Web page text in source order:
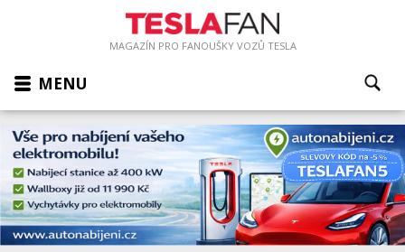
MAGAZÍN PRO FANOUŠKY VOZŮ TESLA
MENU